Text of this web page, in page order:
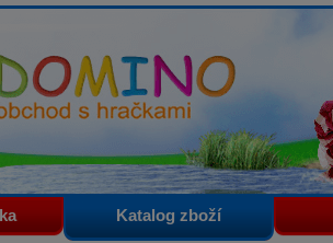
s hračkami
Katalog zboží